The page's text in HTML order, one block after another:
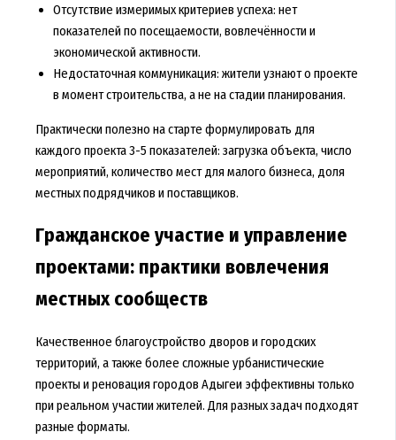
Отсутствие измеримых критериев успеха: нет
показателей по посещаемости, вовлечённости и
экономической активности.
Недостаточная коммуникация: жители узнают о проекте
в момент строительства, а не на стадии планирования.
Практически полезно на старте формулировать для
каждого проекта 3-5 показателей: загрузка объекта, число
мероприятий, количество мест для малого бизнеса, доля
местных подрядчиков и поставщиков.
Гражданское участие и управление
проектами: практики вовлечения
местных сообществ
Качественное благоустройство дворов и городских
территорий, а также более сложные урбанистические
проекты и реновация городов Адыгеи эффективны только
при реальном участии жителей. Для разных задач подходят
разные форматы.